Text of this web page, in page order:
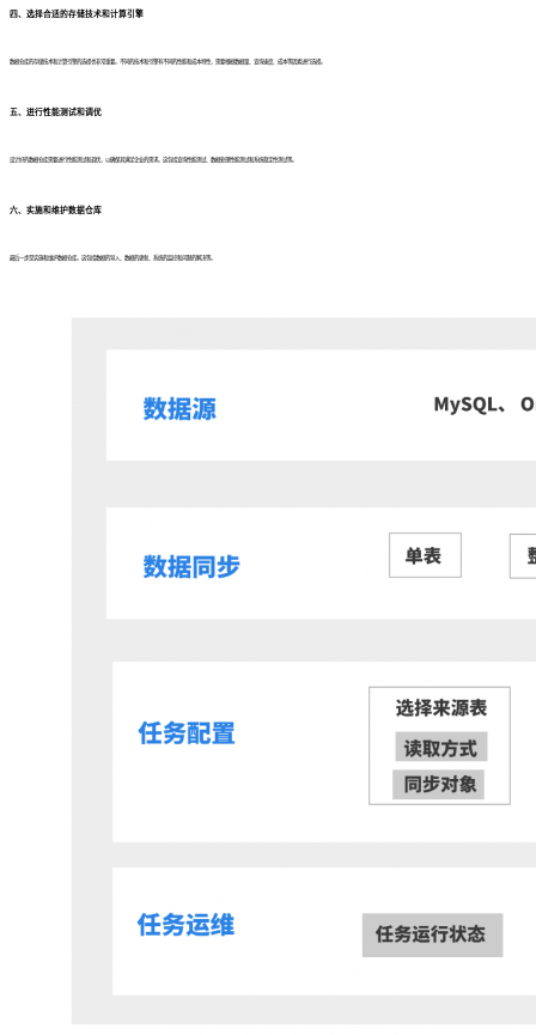
四、选择合适的存储技术和计算引擎
数据仓库的存储技术和计算引擎的选择也非常重要。不同的技术和引擎有不同的性能和成本特性，需要根据数据量、查询速度、成本等因素进行选择。
五、进行性能测试和调优
设计好的数据仓库需要进行性能测试和调优，以确保其满足企业的需求。这包括查询性能测试、数据处理性能测试和系统稳定性测试等。
六、实施和维护数据仓库
最后一步是实施和维护数据仓库。这包括数据的导入、数据的更新、系统的监控和问题的解决等。